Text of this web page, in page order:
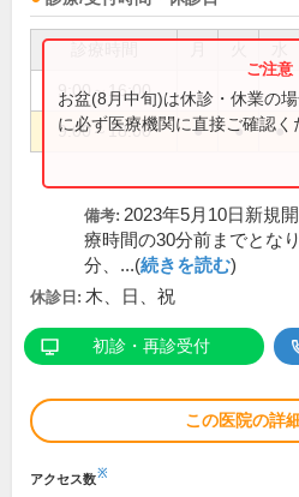
9:00～16:00
9:00～18:00 ● ● ●
お盆(8月中旬)は休診・休業の
に必ず医療機関に直接ご確認く
備考: 2023年5月10日新規
療時間の30分前までとな
分、...(続きを読む)
休診日: 木、日、祝
初診・再診受付
この医院の詳
アクセス数※